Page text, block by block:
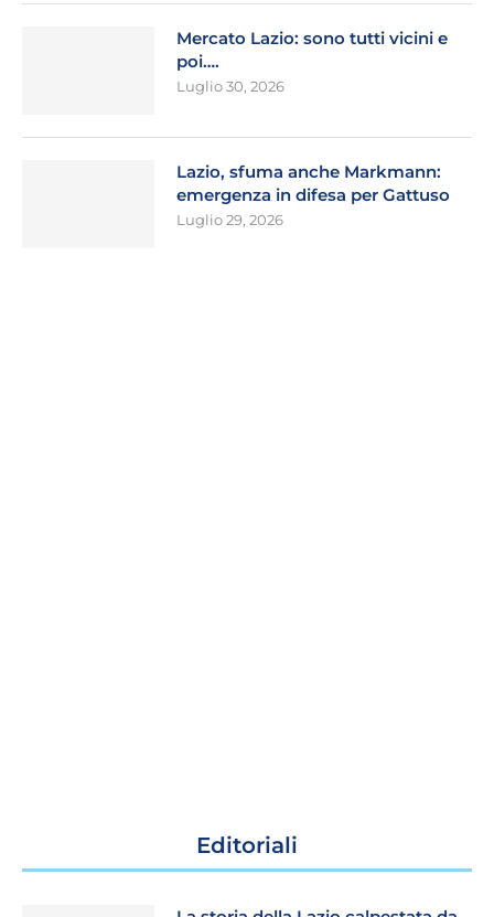
Mercato Lazio: sono tutti vicini e
poi….
Luglio 30, 2026
Lazio, sfuma anche Markmann:
emergenza in difesa per Gattuso
Luglio 29, 2026
Editoriali